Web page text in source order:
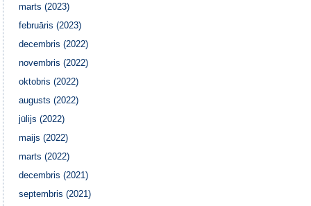
marts (2023)
februāris (2023)
decembris (2022)
novembris (2022)
oktobris (2022)
augusts (2022)
jūlijs (2022)
maijs (2022)
marts (2022)
decembris (2021)
septembris (2021)